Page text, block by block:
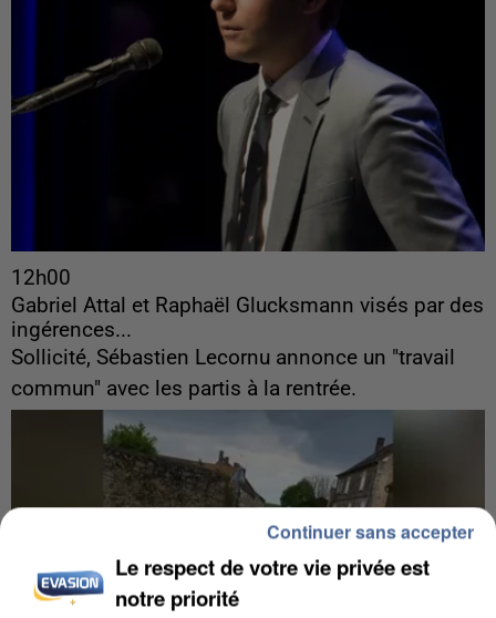
12h00
Gabriel Attal et Raphaël Glucksmann visés par des
ingérences...
Sollicité, Sébastien Lecornu annonce un "travail
commun" avec les partis à la rentrée.
Le respect de votre vie privée est
notre priorité
Continuer sans accepter